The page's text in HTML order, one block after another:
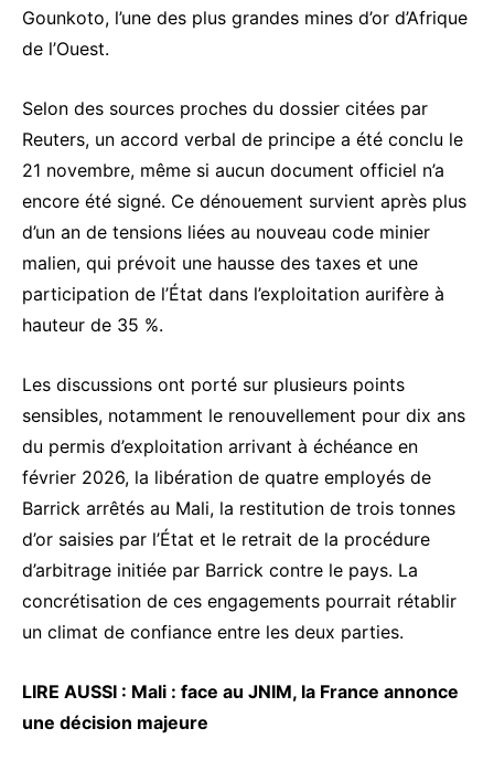
Gounkoto, l’une des plus grandes mines d’or d’Afrique
de l’Ouest.
Selon des sources proches du dossier citées par
Reuters, un accord verbal de principe a été conclu le
21 novembre, même si aucun document officiel n’a
encore été signé. Ce dénouement survient après plus
d’un an de tensions liées au nouveau code minier
malien, qui prévoit une hausse des taxes et une
participation de l’État dans l’exploitation aurifère à
hauteur de 35 %.
Les discussions ont porté sur plusieurs points
sensibles, notamment le renouvellement pour dix ans
du permis d’exploitation arrivant à échéance en
février 2026, la libération de quatre employés de
Barrick arrêtés au Mali, la restitution de trois tonnes
d’or saisies par l’État et le retrait de la procédure
d’arbitrage initiée par Barrick contre le pays. La
concrétisation de ces engagements pourrait rétablir
un climat de confiance entre les deux parties.
LIRE AUSSI : Mali : face au JNIM, la France annonce
une décision majeure